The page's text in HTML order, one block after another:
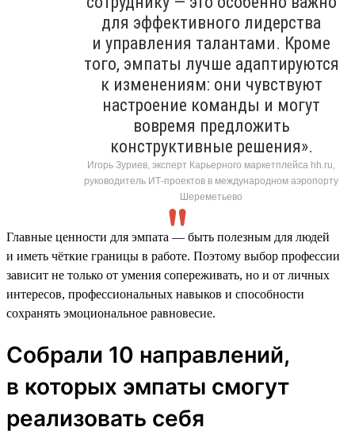
для эффективного лидерства
и управления талантами. Кроме
того, эмпаты лучше адаптируются
к изменениям: они чувствуют
настроение команды и могут
вовремя предложить
конструктивные решения».
Игорь Зуриев, эксперт Карьерного маркетплейса hh.ru,
руководитель ИТ-проектов в международном аэропорту
Шереметьево
Главные ценности для эмпата — быть полезным для людей
и иметь чёткие границы в работе. Поэтому выбор профессии
зависит не только от умения сопереживать, но и от личных
интересов, профессиональных навыков и способности
сохранять эмоциональное равновесие.
Собрали 10 направлений,
в которых эмпаты смогут
реализовать себя